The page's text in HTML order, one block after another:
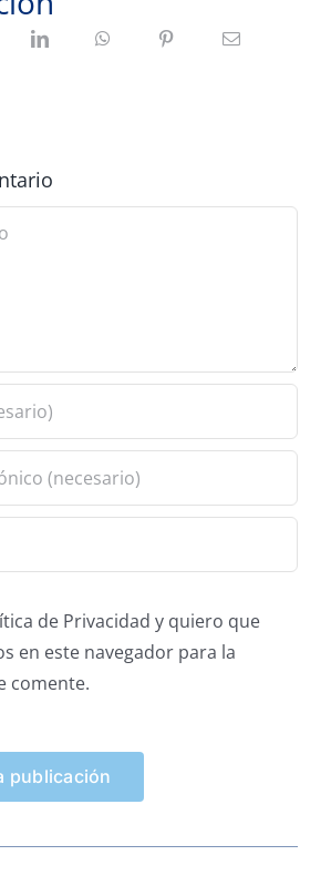
de Privacidad y quiero que
en este navegador para la
comente.